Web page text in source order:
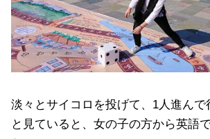
淡々とサイコロを投げて、1人進んで
と見ていると、女の子の方から英語